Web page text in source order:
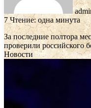
7 Чтение: одна минута
За последние полтора
проверили российского
Новости